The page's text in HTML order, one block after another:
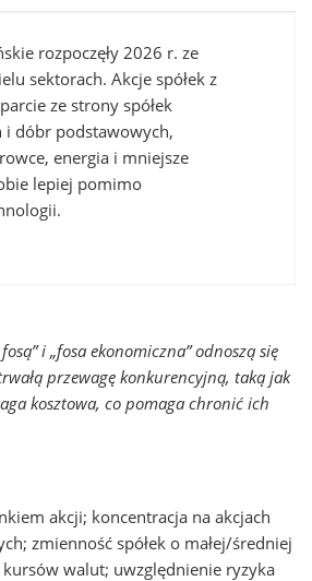
rozpoczęły 2026 r. ze
sektorach. Akcje spółek z
ze strony spółek
i dóbr podstawowych,
energia i mniejsze
lepiej pomimo
i „fosa ekonomiczna” odnoszą się
przewagę konkurencyjną, taką jak
kosztowa, co pomaga chronić ich
akcji; koncentracja na akcjach
zmienność spółek o małej/średniej
walut; uwzględnienie ryzyka